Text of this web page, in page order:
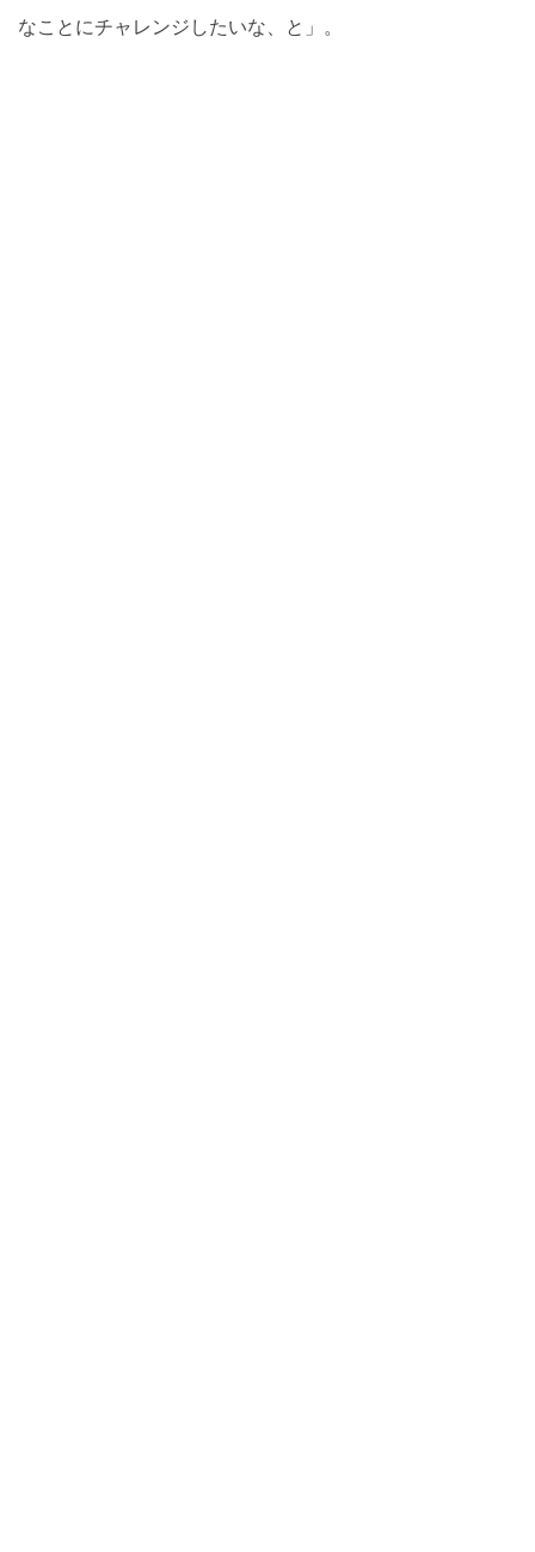
なことにチャレンジしたいな、と」。